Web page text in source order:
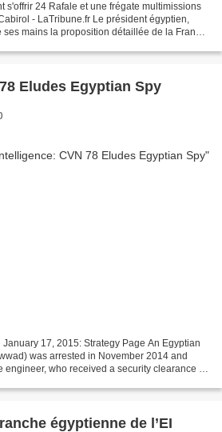
s'offrir 24 Rafale et une frégate multimissions
- LaTribune.fr Le président égyptien,
mains la proposition détaillée de la France
Eludes Egyptian Spy
17, 2015: Strategy Page An Egyptian
was arrested in November 2014 and
who received a security clearance in
égyptienne de l’EI